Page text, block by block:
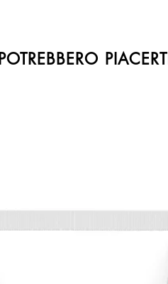
POTREBBERO PIACERTI